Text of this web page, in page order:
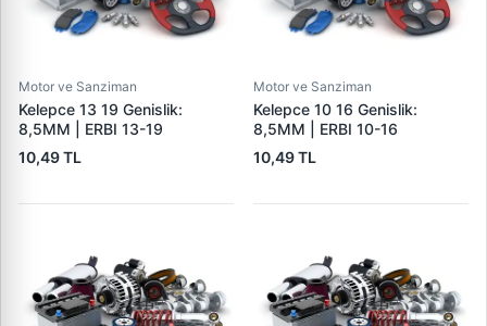
Motor ve Sanziman
Kelepce 13 19 Genislik:
8,5MM | ERBI 13-19
10,49 TL
Motor ve Sanziman
Kelepce 10 16 Genislik:
8,5MM | ERBI 10-16
10,49 TL